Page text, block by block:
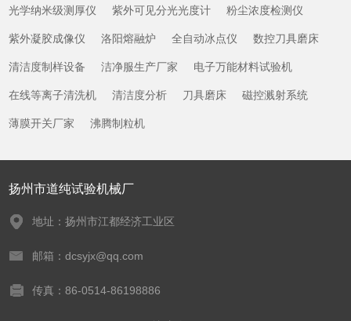
光学纳米级测厚仪 紫外可见分光光度计 粉尘浓度检测仪
紫外凝胶成像仪 洛阳熔融炉 全自动冰点仪 数控刀具磨床
清洁度制样设备 洁净服生产厂家 电子万能材料试验机
在线等离子清洗机 清洁度分析 刀具磨床 磁控溅射系统
薄膜开关厂家 沸腾制粒机
扬州市道纯试验机械厂
地址：扬州市江都经济工业区
邮箱：dcsyjx@qq.com
传真：86-0514-86198886